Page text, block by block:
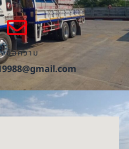
ข้อความ